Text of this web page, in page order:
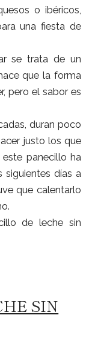
o ibéricos,
una fiesta de
se trata de un
que la forma
pero el sabor es
duran poco
justo los que
panecillo ha
siguientes días a
que calentarlo
de leche sin
SIN